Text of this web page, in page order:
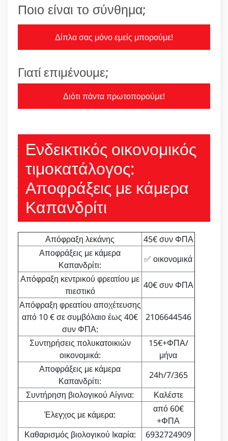
Ποιο είναι το σύνθημα;
Δίπλα σας μόνο εμείς μπορούμε!
Γιατί επιμένουμε;
Διότι πάντα πρωτοπορούμε!
Ενδεικτικός οικονομικός
τιμοκατάλογος:
Αποφράξεις με κάμερα
Καπανδρίτι
Απόφραξη λεκάνης
45€ συν ΦΠΑ
Αποφράξεις με κάμερα
Καπανδρίτι:
✅ οικονομικά
Απόφραξη κεντρικού φρεατίου με
πιεστικό
40€ συν ΦΠΑ
Απόφραξη φρεατίου αποχέτευσης
από 10 € σε συμβόλαιο έως 40€
συν ΦΠΑ:
2106644546
Συντηρήσεις πολυκατοικιών
οικονομικά:
15€+ΦΠΑ/
μήνα
Αποφράξεις με κάμερα
Καπανδρίτι:
24h/7/365
Συντήρηση βιολογικού Αίγινα:
Καλέστε
Έλεγχος με κάμερα:
από 60€
+ΦΠΑ
Καθαρισμός βιολογικού Ικαρία:
6932724909